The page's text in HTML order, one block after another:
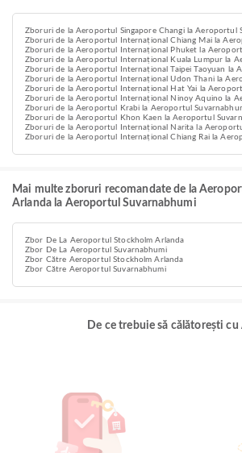
Zboruri de la Aeroportul Singapore Changi la Aeroportul
Zboruri de la Aeroportul Internațional Chiang Mai la
Zboruri de la Aeroportul Internațional Phuket la
Zboruri de la Aeroportul Internațional Kuala Lumpur la
Zboruri de la Aeroportul Internațional Taipei Taoyuan la
Zboruri de la Aeroportul Internațional Udon Thani la
Zboruri de la Aeroportul Internațional Hat Yai la
Zboruri de la Aeroportul Internațional Ninoy Aquino la
Zboruri de la Aeroportul Krabi la Aeroportul
Zboruri de la Aeroportul Khon Kaen la Aeroportul
Zboruri de la Aeroportul Internațional Narita la
Zboruri de la Aeroportul Internațional Chiang Rai la
Mai multe zboruri recomandate de la
Arlanda la Aeroportul Suvarnabhumi
Zbor De La Aeroportul Stockholm Arlanda
Zbor De La Aeroportul Suvarnabhumi
Zbor Către Aeroportul Stockholm Arlanda
Zbor Către Aeroportul Suvarnabhumi
De ce trebuie să călătorești cu